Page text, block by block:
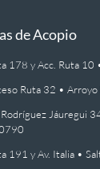
de Acopio
178 y Acc. Ruta
Ruta 32 •
Rodríguez Jáuregui
191 y Av. Italia •